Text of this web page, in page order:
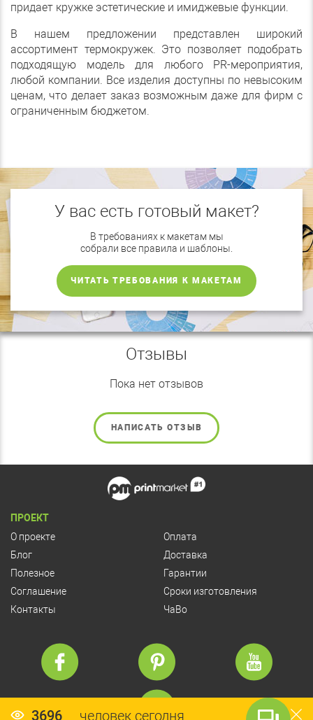
придает кружке эстетические и имиджевые функции.
В нашем предложении представлен широкий
ассортимент термокружек. Это позволяет подобрать
подходящую модель для любого PR-мероприятия,
любой компании. Все изделия доступны по невысоким
ценам, что делает заказ возможным даже для фирм с
ограниченным бюджетом.
У вас есть готовый макет?
В требованиях к макетам мы
собрали все правила и шаблоны.
ЧИТАТЬ ТРЕБОВАНИЯ К МАКЕТАМ
Отзывы
Пока нет отзывов
НАПИСАТЬ ОТЗЫВ
3696 человек сегодня
ПРОЕКТ
О проекте
Блог
Полезное
Соглашение
Контакты
Оплата
Доставка
Гарантии
Сроки изготовления
ЧаВо